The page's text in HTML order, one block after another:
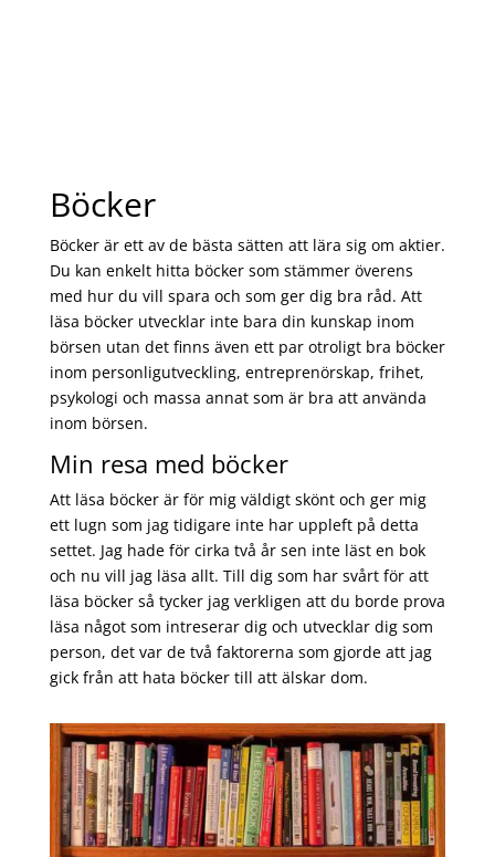
Böcker
Böcker är ett av de bästa sätten att lära sig om aktier.
Du kan enkelt hitta böcker som stämmer överens
med hur du vill spara och som ger dig bra råd. Att
läsa böcker utvecklar inte bara din kunskap inom
börsen utan det finns även ett par otroligt bra böcker
inom personligutveckling, entreprenörskap, frihet,
psykologi och massa annat som är bra att använda
inom börsen.
Min resa med böcker
Att läsa böcker är för mig väldigt skönt och ger mig
ett lugn som jag tidigare inte har uppleft på detta
settet. Jag hade för cirka två år sen inte läst en bok
och nu vill jag läsa allt. Till dig som har svårt för att
läsa böcker så tycker jag verkligen att du borde prova
läsa något som intreserar dig och utvecklar dig som
person, det var de två faktorerna som gjorde att jag
gick från att hata böcker till att älskar dom.